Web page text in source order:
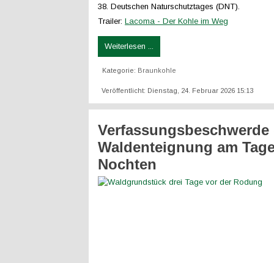
38. Deutschen Naturschutztages (DNT).
Trailer: Lacoma - Der Kohle im Weg
Weiterlesen ...
Kategorie: Braunkohle
Veröffentlicht: Dienstag, 24. Februar 2026 15:13
Verfassungsbeschwerde
Waldenteignung am
Nochten